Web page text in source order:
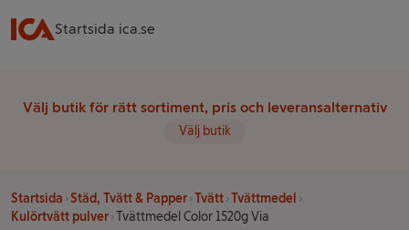
Startsida ica.se
Välj butik för rätt sortiment, pris och leveransalternativ
Välj butik
Startsida Städ, Tvätt & Papper Tvätt Tvättmedel
Kulörtvätt pulver Tvättmedel Color 1520g Via